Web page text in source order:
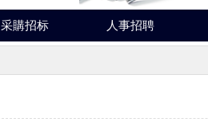
采購招标 人事招聘